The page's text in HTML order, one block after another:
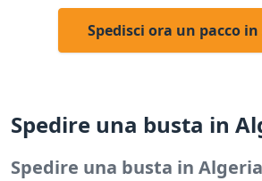
Spedisci ora un pacco
Spedire una busta in
Spedire una busta in Algeria